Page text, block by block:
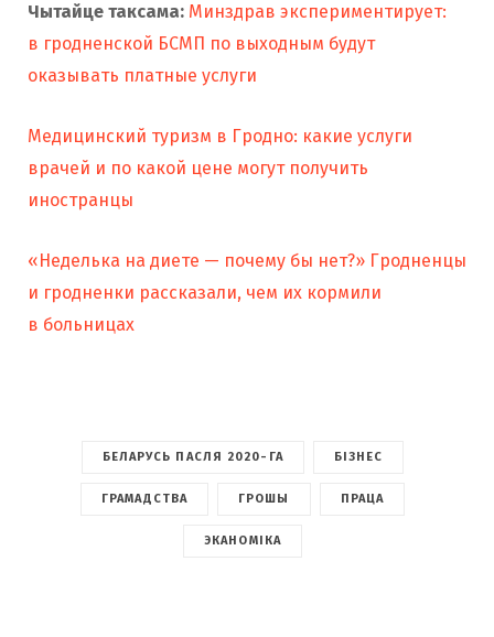
Чытайце таксама: Минздрав экспериментирует:
в гродненской БСМП по выходным будут
оказывать платные услуги
Медицинский туризм в Гродно: какие услуги
врачей и по какой цене могут получить
иностранцы
«Неделька на диете — почему бы нет?» Гродненцы
и гродненки рассказали, чем их кормили
в больницах
БЕЛАРУСЬ ПАСЛЯ 2020-ГА БІЗНЕС
ГРАМАДСТВА ГРОШЫ ПРАЦА
ЭКАНОМІКА